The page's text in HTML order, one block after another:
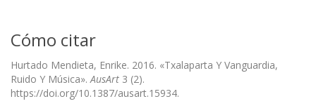
Cómo citar
Hurtado Mendieta, Enrike. 2016. «Txalaparta Y Vanguardia,
Ruido Y Música». AusArt 3 (2).
https://doi.org/10.1387/ausart.15934.